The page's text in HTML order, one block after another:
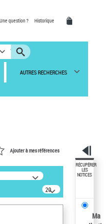
Une question ? Historique
AUTRES RECHERCHES
Ajouter à mes références
20
résultats/page
RÉCUPÉRER
LES
NOTICES
Ma